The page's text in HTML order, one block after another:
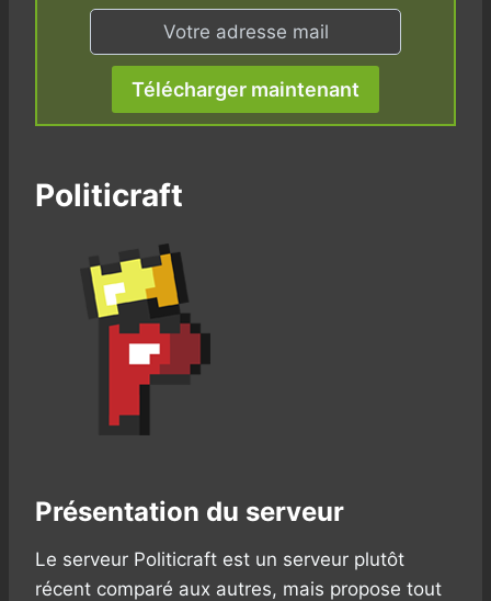
Télécharger maintenant
Politicraft
Présentation du serveur
Le serveur Politicraft est un serveur plutôt
récent comparé aux autres, mais propose tout